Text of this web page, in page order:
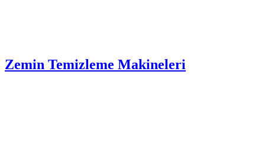
Zemin Temizleme Makineleri